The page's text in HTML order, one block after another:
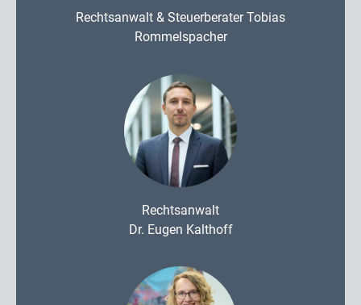
Rechtsanwalt & Steuerberater Tobias
Rommelspacher
Rechtsanwalt
Dr. Eugen Kalthoff